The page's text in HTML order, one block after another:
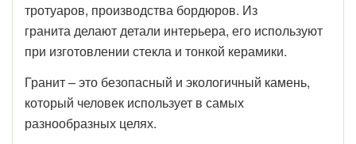
тротуаров, производства бордюров. Из
гранита делают детали интерьера, его используют
при изготовлении стекла и тонкой керамики.
Гранит – это безопасный и экологичный камень,
который человек использует в самых
разнообразных целях.